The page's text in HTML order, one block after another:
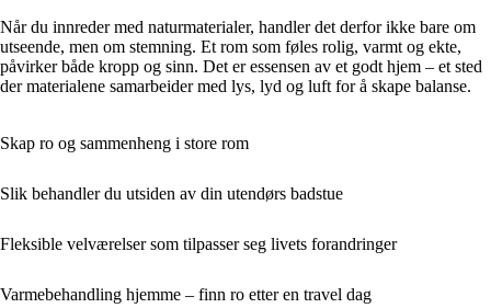
Når du innreder med naturmaterialer, handler det derfor ikke bare om
utseende, men om stemning. Et rom som føles rolig, varmt og ekte,
påvirker både kropp og sinn. Det er essensen av et godt hjem – et sted
der materialene samarbeider med lys, lyd og luft for å skape balanse.
Skap ro og sammenheng i store rom
Slik behandler du utsiden av din utendørs badstue
Fleksible velværelser som tilpasser seg livets forandringer
Varmebehandling hjemme – finn ro etter en travel dag